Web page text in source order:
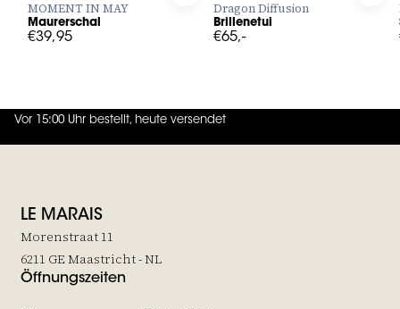
MOMENT IN MAY
Maurerschal
€39,95
Dragon Diffusion
Brillenetui
€65,-
Vor 15:00 Uhr bestellt, heute versendet
4.7 von5 (130 Bewertungen
LE MARAIS
Morenstraat 11
6211 GE Maastricht - NL
Öffnungszeiten